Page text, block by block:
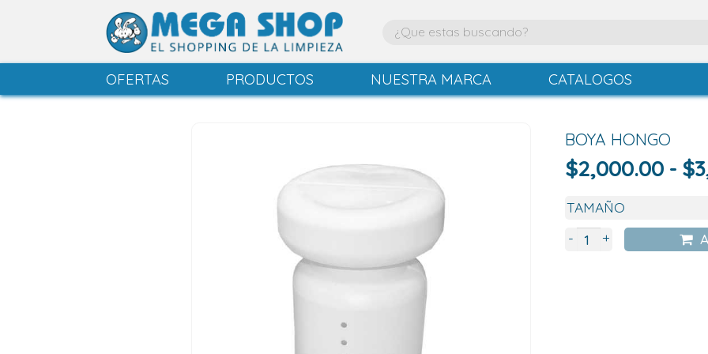
OFERTAS PRODUCTOS NUESTRA MARCA CATALOGOS
BOYA HONGO
$2,000.00 - $
- +